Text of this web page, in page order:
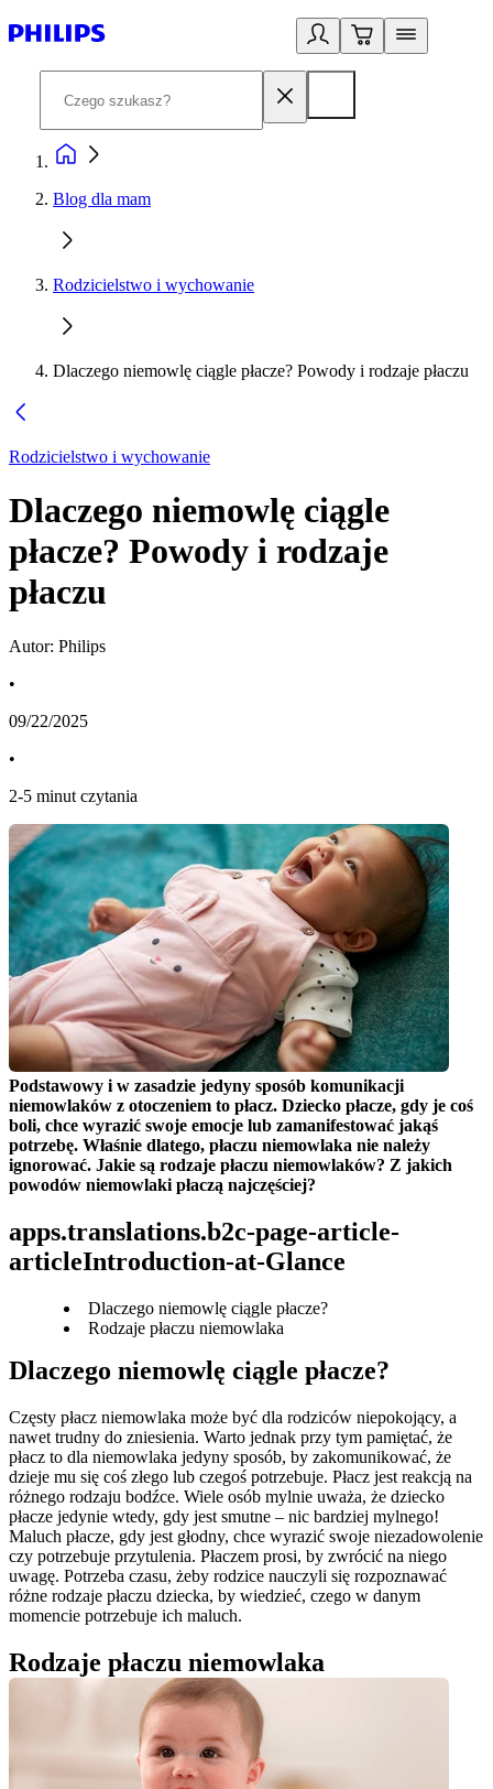
Blog dla mam
Rodzicielstwo i wychowanie
Dlaczego niemowlę ciągle płacze? Powody i rodzaje płaczu
Rodzicielstwo i wychowanie
Dlaczego niemowlę ciągle
płacze? Powody i rodzaje
płaczu
Autor: Philips
•
09/22/2025
•
2-5 minut czytania
Podstawowy i w zasadzie jedyny sposób komunikacji
niemowlaków z otoczeniem to płacz. Dziecko płacze, gdy je coś
boli, chce wyrazić swoje emocje lub zamanifestować jakąś
potrzebę. Właśnie dlatego, płaczu niemowlaka nie należy
ignorować. Jakie są rodzaje płaczu niemowlaków? Z jakich
powodów niemowlaki płaczą najczęściej?
apps.translations.b2c-page-article-
articleIntroduction-at-Glance
Dlaczego niemowlę ciągle płacze?
Rodzaje płaczu niemowlaka
Dlaczego niemowlę ciągle płacze?
Częsty płacz niemowlaka może być dla rodziców niepokojący, a
nawet trudny do zniesienia. Warto jednak przy tym pamiętać, że
płacz to dla niemowlaka jedyny sposób, by zakomunikować, że
dzieje mu się coś złego lub czegoś potrzebuje. Płacz jest reakcją na
różnego rodzaju bodźce. Wiele osób mylnie uważa, że dziecko
płacze jedynie wtedy, gdy jest smutne – nic bardziej mylnego!
Maluch płacze, gdy jest głodny, chce wyrazić swoje niezadowolenie
czy potrzebuje przytulenia. Płaczem prosi, by zwrócić na niego
uwagę. Potrzeba czasu, żeby rodzice nauczyli się rozpoznawać
różne rodzaje płaczu dziecka, by wiedzieć, czego w danym
momencie potrzebuje ich maluch.
Rodzaje płaczu niemowlaka